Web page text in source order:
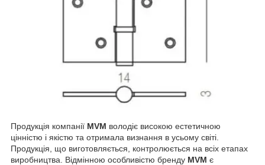
Продукція компанії MVM володіє високою естетичною
цінністю і якістю та отримала визнання в усьому світі.
Продукція, що виготовляється, контролюється на всіх етапах
виробництва. Відмінною особливістю бренду MVM є